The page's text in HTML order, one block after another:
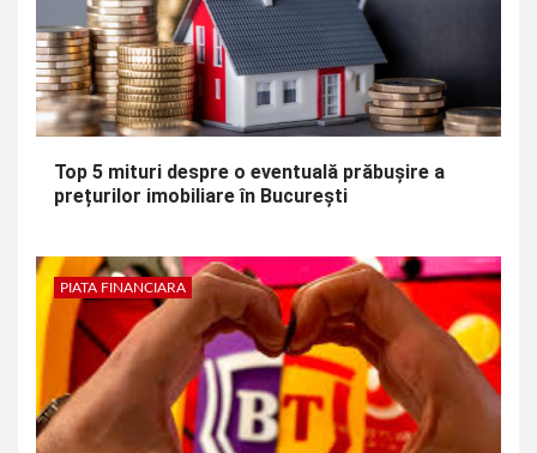
Top 5 mituri despre o eventuală prăbușire a
prețurilor imobiliare în București
PIATA FINANCIARA